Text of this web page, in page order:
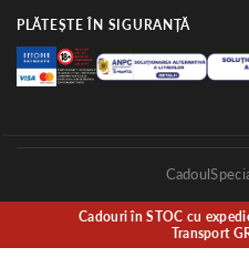
PLĂTEȘTE ÎN SIGURANȚĂ
Cadouri în STOC cu
Transport